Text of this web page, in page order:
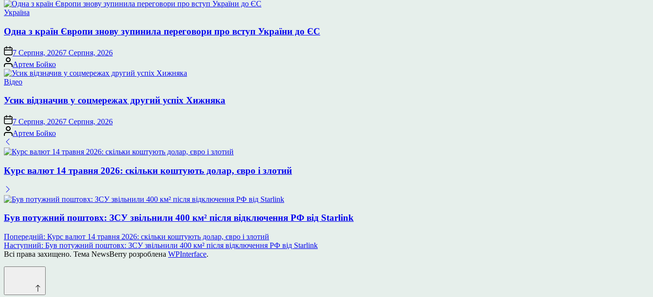
Опублікувати
Україна
Одна з країн Європи знову зупинила переговори про вступ України до ЄС
7 Серпня, 20267 Серпня, 2026
Опубліковано
Артем Бойко
Опублікувати
Відео
Усик відзначив у соцмережах другий успіх Хижняка
7 Серпня, 20267 Серпня, 2026
Опубліковано
Артем Бойко
Курс валют 14 травня 2026: скільки коштують долар, євро і злотий
Був потужний поштовх: ЗСУ звільнили 400 км² після відключення РФ від Starlink
Навігація
записів
Попередній: Курс валют 14 травня 2026: скільки коштують долар, євро і злотий
Наступний: Був потужний поштовх: ЗСУ звільнили 400 км² після відключення РФ від Starlink
Всі права захищено. Тема NewsBerry розроблена WPInterface.